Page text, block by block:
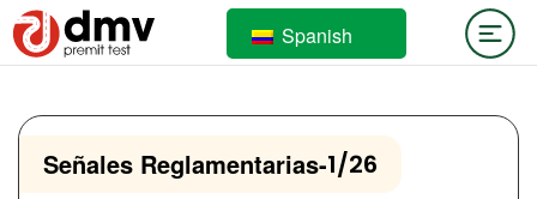
Spanish
Señales Reglamentarias-1/26